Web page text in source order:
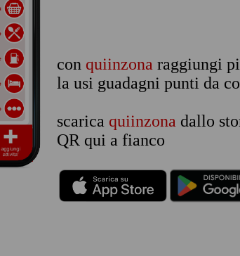
con quiinzona raggiungi
la usi guadagni punti da
scarica quiinzona dallo
QR qui a fianco